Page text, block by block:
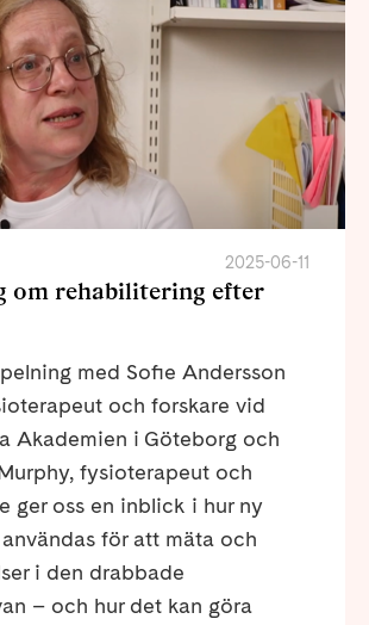
2025-06-11
om rehabilitering efter
med Sofie Andersson
och forskare vid
Akademien i Göteborg och
fysioterapeut och
ger oss en inblick i hur ny
för att mäta och
i den drabbade
– och hur det kan göra